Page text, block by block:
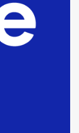
de
del